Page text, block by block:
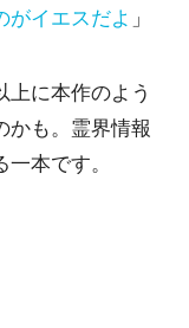
がイエスだよ 」
に本作のよう
かも。霊界情報
本です。